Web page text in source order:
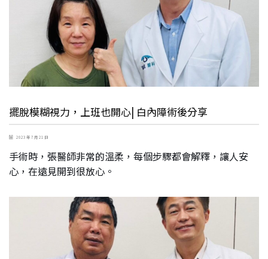
擺脫模糊視力，上班也開心| 白內障術後分享
2023 年 7 月 21 日
手術時，張醫師非常的溫柔，每個步驟都會解釋，讓人安
心，在遠見開到很放心。